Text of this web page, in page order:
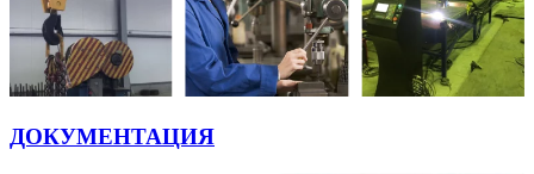
ДОКУМЕНТАЦИЯ